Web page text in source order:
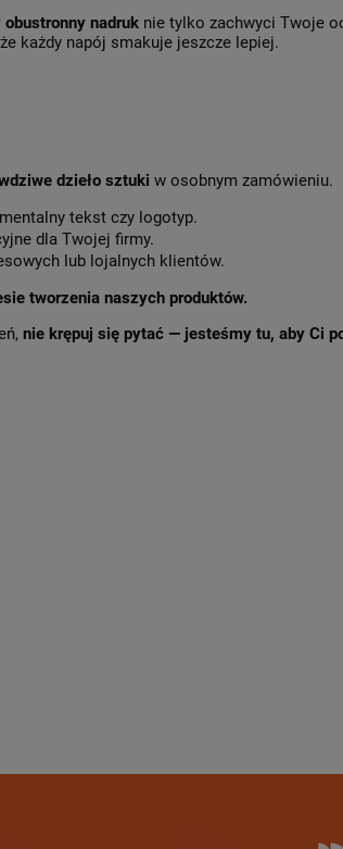
nadruk nie tylko zachwyci Twoje
każdy napój smakuje jeszcze lepiej.
dzieło sztuki w osobnym zamówieniu.
tekst czy logotyp.
dla Twojej firmy.
lub lojalnych klientów.
tworzenia naszych produktów.
nie krępuj się pytać — jesteśmy tu, aby Ci